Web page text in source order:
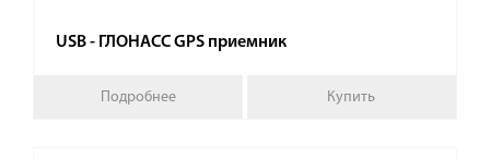
USB - ГЛОНАСС GPS приемник
Подробнее Купить